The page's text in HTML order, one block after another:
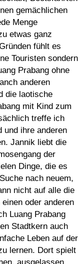
gemächlichen
Menge
etwas ganz
fühlt es
Touristen sondern
Prabang ohne
anderen
die laotische
mit Kind zum
treffe ich
und ihre anderen
Jannik liebt die
der
Dinge, die es
nach neuem,
nicht auf alle die
oder anderen
Luang Prabang
Stadtkern auch
Leben auf der
lernen. Dort spielt